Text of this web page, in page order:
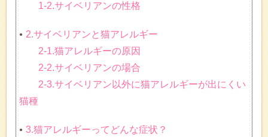
1-2.サイベリアンの性格
2.サイベリアンと猫アレルギー
2-1.猫アレルギーの原因
2-2.サイベリアンの場合
2-3.サイベリアン以外に猫アレルギーが出にくい
猫種
3.猫アレルギーってどんな症状？